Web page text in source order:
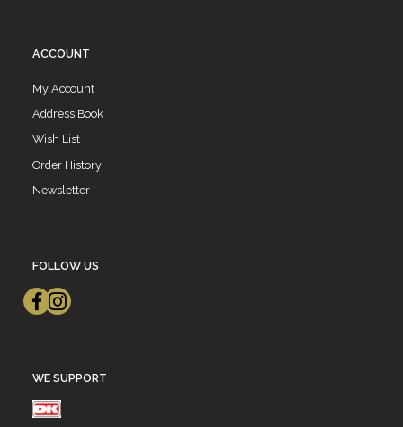
ACCOUNT
My Account
Address Book
Wish List
Order History
Newsletter
FOLLOW US
WE SUPPORT